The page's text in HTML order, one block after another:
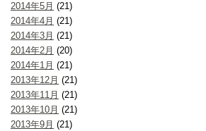
2014年5月 (21)
2014年4月 (21)
2014年3月 (21)
2014年2月 (20)
2014年1月 (21)
2013年12月 (21)
2013年11月 (21)
2013年10月 (21)
2013年9月 (21)